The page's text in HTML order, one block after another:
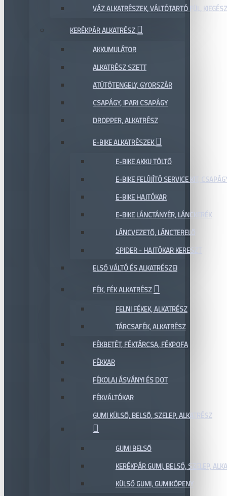
VÁZ ALKATRÉSZEK, VÁLTÓTARTÓ FÜL,
KERÉKPÁR ALKATRÉSZ
AKKUMULÁTOR
ALKATRÉSZ SZETT
ATÜTŐTENGELY, GYORSZÁR
CSAPÁGY, IPARI CSAPÁGY
DROPPER, ALKATRÉSZ
E-BIKE ALKATRÉSZEK
E-BIKE AKKU TÖLTŐ
E-BIKE FELÚJÍTÓ SERVICE KIT,
E-BIKE HAJTÓKAR
E-BIKE LÁNCTÁNYÉR, LÁNCKERÉK
LÁNCVEZETŐ, LÁNCTERELŐ
SPIDER - HAJTÓKAR KERESZT
ELSŐ VÁLTÓ ÉS ALKATRÉSZEI
FÉK, FÉK ALKATRÉSZ
FELNI FÉKEK, ALKATRÉSZ
TÁRCSAFÉK, ALKATRÉSZ
FÉKBETÉT, FÉKTÁRCSA, FÉKPOFA
FÉKKAR
FÉKOLAJ ÁSVÁNYI ÉS DOT
FÉKVÁLTÓKAR
GUMI KÜLSŐ, BELSŐ, SZELEP, ALKATRÉSZ
GUMI BELSŐ
KERÉKPÁR GUMI, BELSŐ, SZELEP,
KÜLSŐ GUMI, GUMIKÖPENY